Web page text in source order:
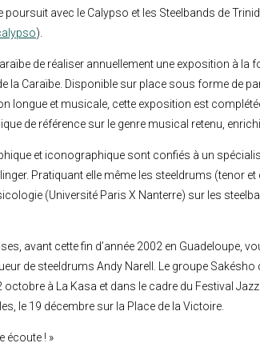
poursuit avec le Calypso et les Steelbands de
).
de réaliser annuellement une exposition à la
la Caraïbe. Disponible sur place sous forme de
longue et musicale, cette exposition est
de référence sur le genre musical retenu,
et iconographique sont confiés à un
Pratiquant elle même les steeldrums (tenor
(Université Paris X Nanterre) sur les
avant cette fin d’année 2002 en Guadeloupe,
de steeldrums Andy Narell. Le groupe
octobre à La Kasa et dans le cadre du Festival
le 19 décembre sur la Place de la Victoire.
écoute ! »